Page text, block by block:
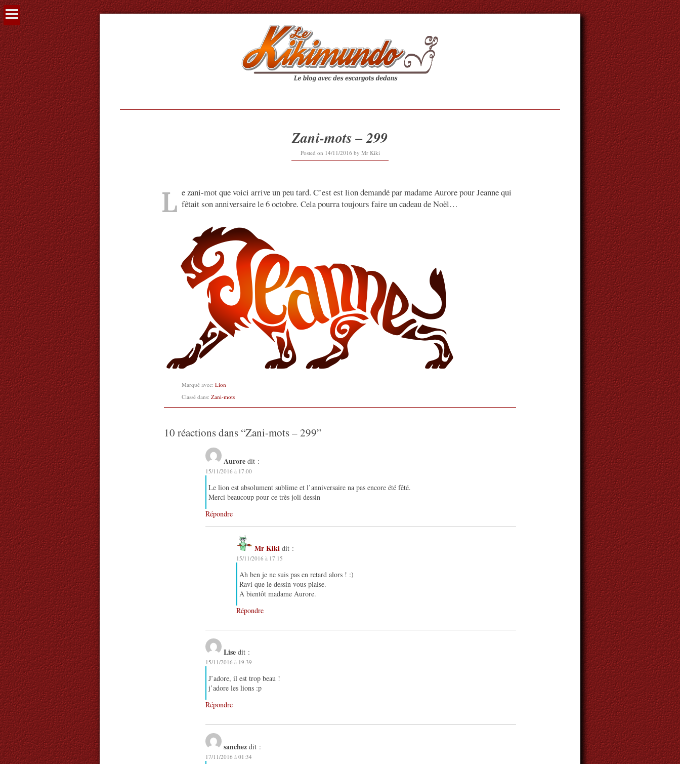
Voir
le
contenu
Zani-mots – 299
Posted on 14/11/201612/09/2019
by Mr Kiki
L e zani-mot que voici arrive un peu tard. C’est est lion demandé par madame Aurore pour Jeanne qui
fêtait son anniversaire le 6 octobre. Cela pourra toujours faire un cadeau de Noël…
Marqué avec: Lion
Classé dans: Zani-mots
10 réactions dans “Zani-mots – 299”
Aurore dit :
15/11/2016 à 17:00
Le lion est absolument sublime et l’anniversaire na pas encore été fêté.
Merci beaucoup pour ce très joli dessin
Répondre
Mr Kiki dit :
15/11/2016 à 17:15
Ah ben je ne suis pas en retard alors ! :)
Ravi que le dessin vous plaise.
A bientôt madame Aurore.
Répondre
Lise dit :
15/11/2016 à 19:39
J’adore, il est trop beau !
j’adore les lions :p
Répondre
sanchez dit :
17/11/2016 à 01:34